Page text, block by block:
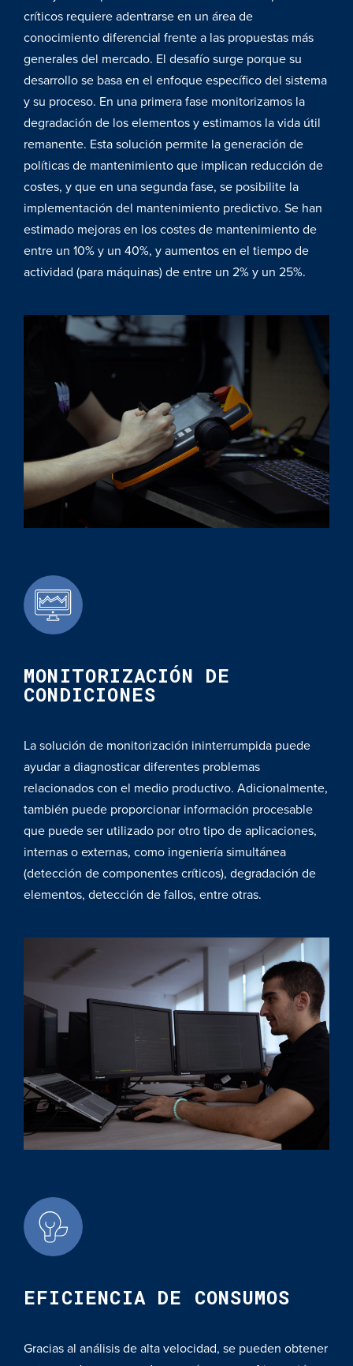
críticos requiere adentrarse en un área de
conocimiento diferencial frente a las propuestas más
generales del mercado. El desafío surge porque su
desarrollo se basa en el enfoque específico del sistema
y su proceso. En una primera fase monitorizamos la
degradación de los elementos y estimamos la vida útil
remanente. Esta solución permite la generación de
políticas de mantenimiento que implican reducción de
costes, y que en una segunda fase, se posibilite la
implementación del mantenimiento predictivo. Se han
estimado mejoras en los costes de mantenimiento de
entre un 10% y un 40%, y aumentos en el tiempo de
actividad (para máquinas) de entre un 2% y un 25%.
MONITORIZACIÓN DE
CONDICIONES
La solución de monitorización ininterrumpida puede
ayudar a diagnosticar diferentes problemas
relacionados con el medio productivo. Adicionalmente,
también puede proporcionar información procesable
que puede ser utilizado por otro tipo de aplicaciones,
internas o externas, como ingeniería simultánea
(detección de componentes críticos), degradación de
elementos, detección de fallos, entre otras.
EFICIENCIA DE CONSUMOS
Gracias al análisis de alta velocidad, se pueden obtener